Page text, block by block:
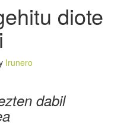
diote
Irunero
dabil